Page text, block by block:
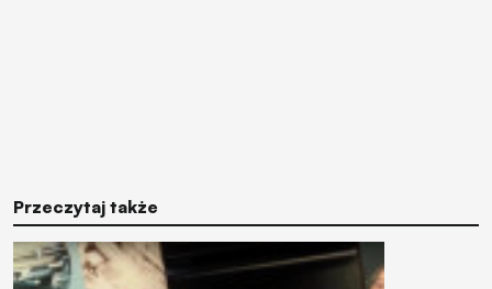
Przeczytaj także